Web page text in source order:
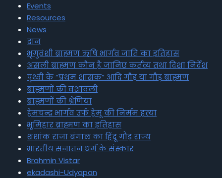
Events
Resources
News
दान
भृगुवंशी ब्राह्मण ऋषि भार्गव जाति का इतिहास
असली ब्राह्मण कौन है जानिए कर्तव्य तथा दिशा निर्देश
पृथ्वी के “प्रथम शासक” आदि गौड़ या गौड़ ब्राह्मण
ब्राह्मणों की वंशावली
ब्राह्मणों की श्रेणियां
हेमचन्द्र भार्गव उर्फ हेमू की निर्मम हत्या
भूमिहार ब्राह्मण का इतिहास
शशांक राजा बंगाल का हिंदू गौड़ राज्य
भारतीय सनातन धर्म के संस्कार
Brahmin Vistar
ekadashi-Udyapan